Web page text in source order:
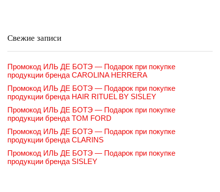
Свежие записи
Промокод ИЛЬ ДЕ БОТЭ — Подарок при покупке
продукции бренда CAROLINA HERRERA
Промокод ИЛЬ ДЕ БОТЭ — Подарок при покупке
продукции бренда HAIR RITUEL BY SISLEY
Промокод ИЛЬ ДЕ БОТЭ — Подарок при покупке
продукции бренда TOM FORD
Промокод ИЛЬ ДЕ БОТЭ — Подарок при покупке
продукции бренда CLARINS
Промокод ИЛЬ ДЕ БОТЭ — Подарок при покупке
продукции бренда SISLEY